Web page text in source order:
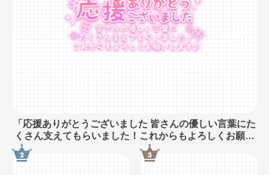
「応援ありがとうございました 皆さんの優しい言葉にた
くさん支えてもらいました！これからもよろしくお願い
します♪」長文・手書き風